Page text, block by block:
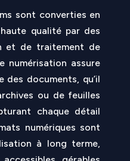
sont converties en
qualité par des
et de traitement de
numérisation assure
des documents, qu’il
ou de feuilles
chaque détail
numériques sont
à long terme,